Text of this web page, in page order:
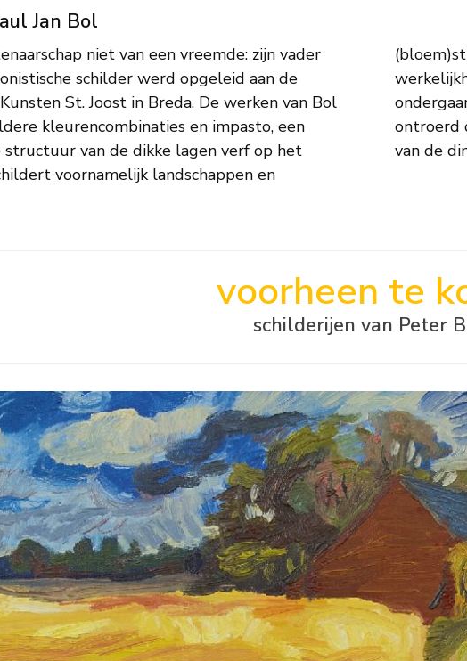
Jan Bol
niet van een vreemde: zijn vader
schilder werd opgeleid aan de
St. Joost in Breda. De werken van Bol
kleurencombinaties en impasto, een
van de dikke lagen verf op het
voornamelijk landschappen en
werken van Peter Bol lijken de
de ogen van een kind. Zelf zegt hij: ‘We
de vluchtigheid van het moment en worden
van de individuele schoonheid
van de
voorheen te
schilderijen van Peter